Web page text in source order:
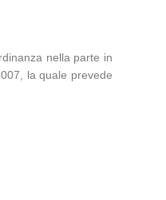
nella parte in
la quale prevede